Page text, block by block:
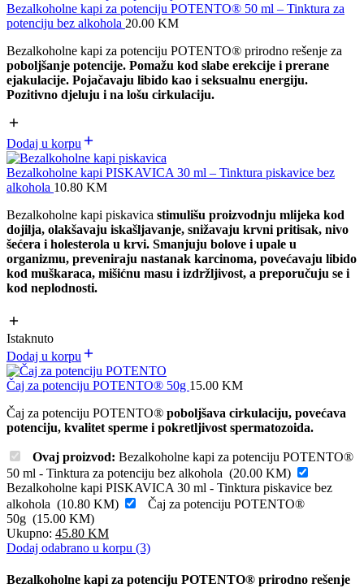
Bezalkoholne kapi za potenciju POTENTO® 50 ml – Tinktura za
potenciju bez alkohola 20.00 KM
Bezalkoholne kapi za potenciju POTENTO® prirodno rešenje za
poboljšanje potencije. Pomažu kod slabe erekcije i prerane
ejakulacije. Pojačavaju libido kao i seksualnu energiju.
Pozitivno djeluju i na lošu cirkulaciju.
Dodaj u korpu
Bezalkoholne kapi PISKAVICA 30 ml – Tinktura piskavice bez
alkohola 10.80 KM
Bezalkoholne kapi piskavica stimulišu proizvodnju mlijeka kod
dojilja, olakšavaju iskašljavanje, snižavaju krvni pritisak, nivo
šećera i holesterola u krvi. Smanjuju bolove i upale u
organizmu, preveniraju nastanak karcinoma, povećavaju libido
kod muškaraca, mišićnu masu i izdržljivost, a preporučuju se i
kod neplodnosti.
Istaknuto
Dodaj u korpu
Čaj za potenciju POTENTO® 50g 15.00 KM
Čaj za potenciju POTENTO® poboljšava cirkulaciju, povećava
potenciju, kvalitet sperme i pokretljivost spermatozoida.
Ovaj proizvod: Bezalkoholne kapi za potenciju POTENTO®
50 ml - Tinktura za potenciju bez alkohola (20.00 KM)
Bezalkoholne kapi PISKAVICA 30 ml - Tinktura piskavice bez
alkohola (10.80 KM)
Čaj za potenciju POTENTO®
50g (15.00 KM)
Ukupno: 45.80 KM
Dodaj odabrano u korpu (3)
Bezalkoholne kapi za potenciju POTENTO® prirodno rešenje